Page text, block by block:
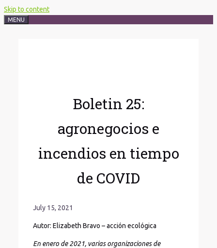
Skip to content
MENU
Boletin 25:
agronegocios e
incendios en tiempo
de COVID
July 15, 2021
Autor: Elizabeth Bravo – acción ecológica
En enero de 2021, varias organizaciones de